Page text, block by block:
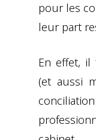
pour les
leur part
En effet, il
(et aussi